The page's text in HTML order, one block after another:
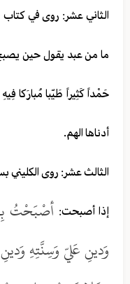
الثاني عشر: روى في
ما من عبد يقول حين يصبح
حَمْداً كَثِيراً طَيّبا مُبارَكا
أدناها الهم.
الثالث عشر: روى الكليني
إذا أصبحت: أصْبَحْتُ
وَدينِ عَليّ وَسِنَّتِهِ